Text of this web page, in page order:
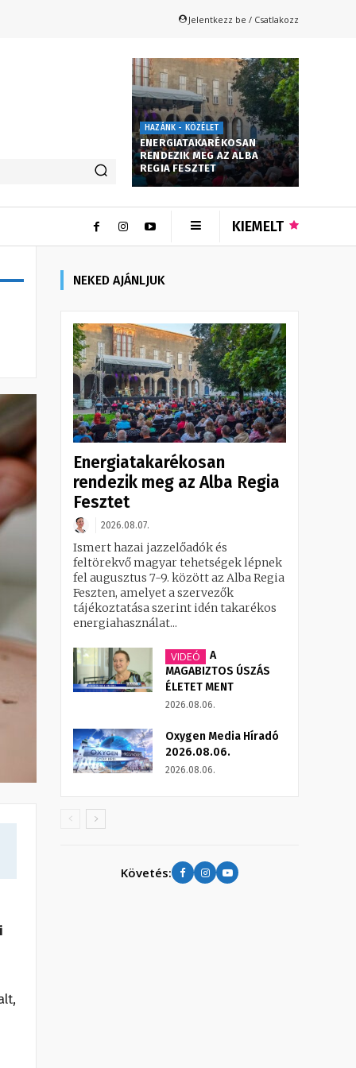
Jelentkezz be / Csatlakozz
HAZÁNK - KÖZÉLET
ENERGIATAKARÉKOSAN
RENDEZIK MEG AZ ALBA
REGIA FESZTET
KIEMELT
NEKED AJÁNLJUK
Energiatakarékosan
rendezik meg az Alba Regia
Fesztet
2026.08.07.
Ismert hazai jazzelőadók és
feltörekvő magyar tehetségek lépnek
fel augusztus 7-9. között az Alba Regia
Feszten, amelyet a szervezők
tájékoztatása szerint idén takarékos
energiahasználat...
VIDEÓ
A
MAGABIZTOS ÚSZÁS
ÉLETET MENT
2026.08.06.
Oxygen Media Híradó
2026.08.06.
2026.08.06.
Követés: